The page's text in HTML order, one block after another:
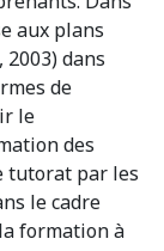
aux plans
2003) dans
de
le
des
tutorat par les
le cadre
formation à